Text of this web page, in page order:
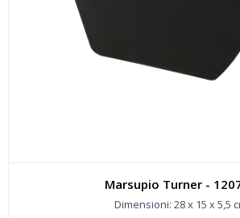
Marsupio Turner -
Dimensioni: 28 x 15 x 5,5